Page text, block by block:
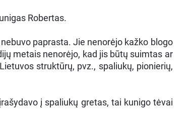
Robertas.
paprasta. Jie nenorėjo kažko blogo
metais nenorėjo, kad jis būtų suimtas ar
struktūrų, pvz., spaliukų, pionierių,
į spaliukų gretas, tai kunigo tėvai